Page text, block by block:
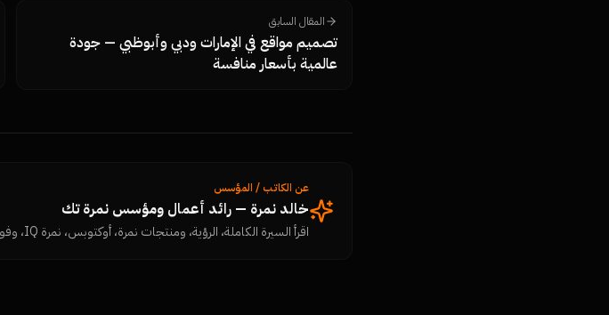
المقال السابق
تصميم مواقع في الإمارات ودبي وأبوظبي — جودة
عالمية بأسعار منافسة
عن الكاتب / المؤسس
خالد نمرة — رائد أعمال ومؤسس نمرة تك
اقرأ السيرة الكاملة، الرؤية، ومنتجات نمرة، أوكتوبس، نمرة IQ، وفورج.